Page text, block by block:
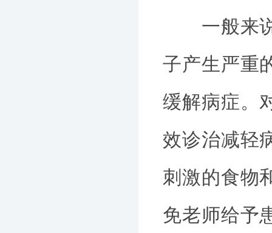
一般来说
子产生严重
缓解病症。
效诊治减轻
刺激的食物
免老师给予